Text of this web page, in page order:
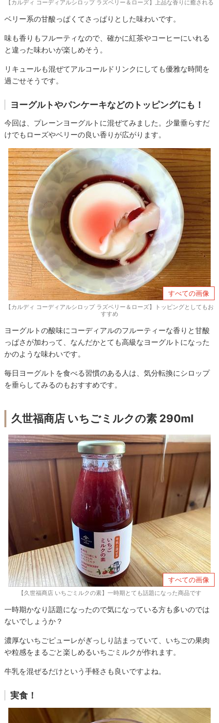
【カルディ コーディアルシロップ ラズベリー＆ローズ】上品な香りに癒される
ベリー系の甘酸っぱくてさっぱりとした味わいです。
味も香りもフルーティなので、確かに紅茶やコーヒーにいれる
と違った味わいが楽しめそう。
リキュールも混ぜてアルコールドリンクにしても優雅な時間を
過ごせそうです。
ヨーグルトやパンケーキなどのトッピングにも！
今回は、プレーンヨーグルトに混ぜてみました。少量垂らすだ
けでもローズやベリーの良い香りが広がります。
すべての画像
【カルディ コーディアルシロップ ラズベリー＆ローズ】トッピングとしてもお
すすめ
ヨーグルトの酸味にコーディアルのフルーティーな香りと甘酸
っぱさが加わって、なんだかとても高級なヨーグルトになった
かのような味わいです。
毎日ヨーグルトを食べる習慣のある人は、気分転換にシロップ
を垂らしてみるのもおすすめです。
久世福商店 いちごミルクの素 290ml
すべての画像
【久世福商店 いちごミルクの素】一時期とても話題になった商品です
一時期かなり話題になったので気になっている方も多いのでは
ないでしょうか？
濃厚ないちごピューレがぎっしり詰まっていて、いちごの果肉
や粒感をまるごと楽しめるいちごミルクが作れます。
牛乳を混ぜるだけという手軽さも良いですよね。
実食！